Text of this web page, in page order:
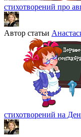
стихотворений про
Автор статьи
стихотворений на